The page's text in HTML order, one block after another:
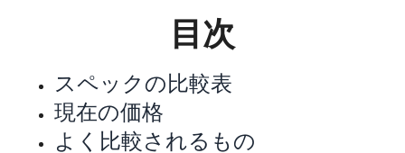
目次
スペックの比較表
現在の価格
よく比較されるもの